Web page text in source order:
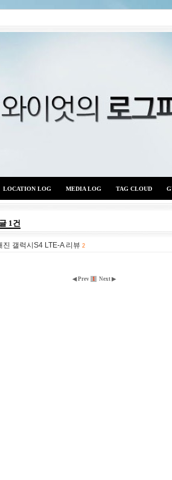
LOCATION LOG MEDIA LOG TAG CLOUD
1건
진 갤럭시S4 LTE-A 리뷰 2
◀ Prev 1 Next ▶